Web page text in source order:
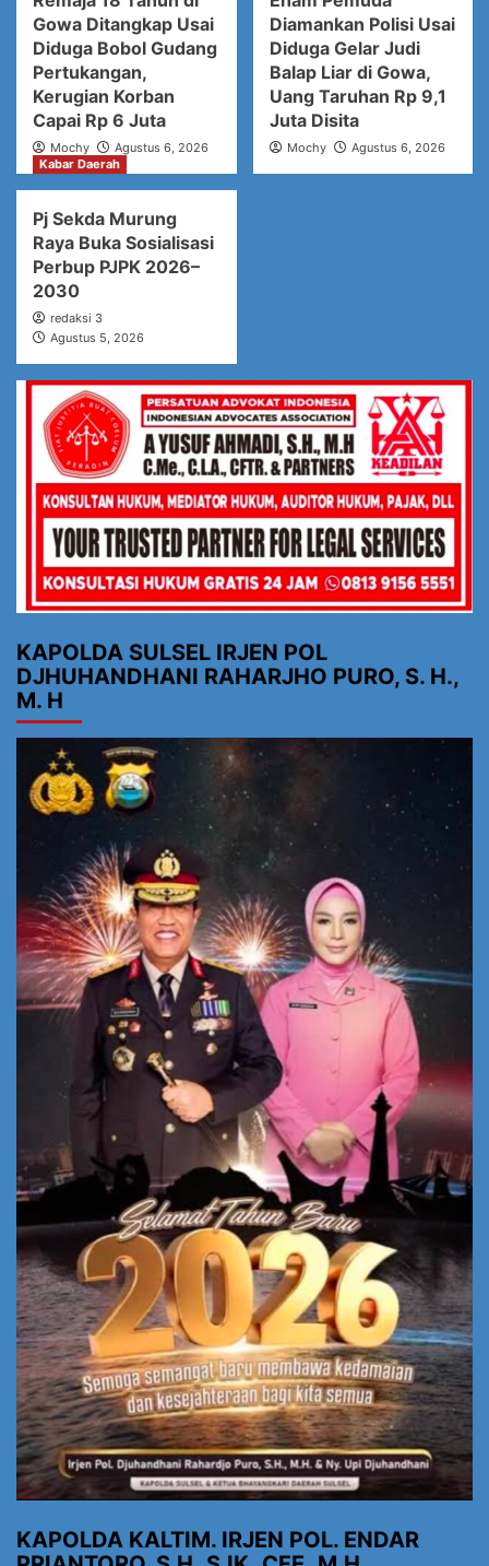
Gowa Ditangkap Usai
Diduga Bobol Gudang
Pertukangan,
Kerugian Korban
Capai Rp 6 Juta
Mochy Agustus 6, 2026
Diamankan Polisi Usai
Diduga Gelar Judi
Balap Liar di Gowa,
Uang Taruhan Rp 9,1
Juta Disita
Mochy
Agustus 6, 2026
Kabar Daerah
Pj Sekda Murung
Raya Buka Sosialisasi
Perbup PJPK 2026–
2030
redaksi 3
Agustus 5, 2026
KAPOLDA SULSEL IRJEN POL
DJHUHANDHANI RAHARJHO PURO, S. H.,
M. H
KAPOLDA KALTIM. IRJEN POL. ENDAR